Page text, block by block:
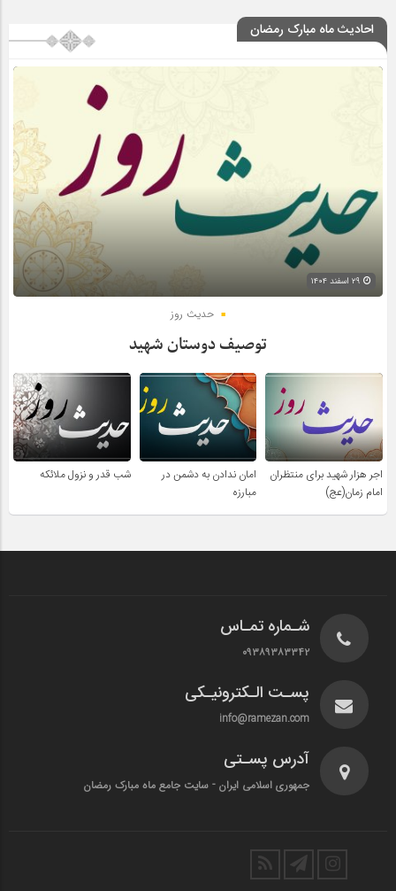
احادیث ماه مبارک رمضان
حدیث روز
توصیف دوستان شهید
اجر هزار شهید برای منتظران
امام زمان(عج)
امان ندادن به دشمن در
مبارزه
شب قدر و نزول ملائکه
شـماره تمـاس
۰۹۳۸۹۳۸۳۳۴۲
پسـت الـکترونیـکی
info@ramezan.com
آدرس پسـتی
جمهوری اسلامی ایران - سایت جامع ماه مبارک رمضان